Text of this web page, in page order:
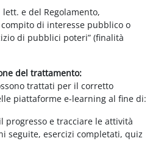
lett. e del Regolamento,
di interesse pubblico o
di pubblici poteri” (finalità
del trattamento:
trattati per il corretto
piattaforme e-learning al fine di:
progresso e tracciare le attività
seguite, esercizi completati, quiz